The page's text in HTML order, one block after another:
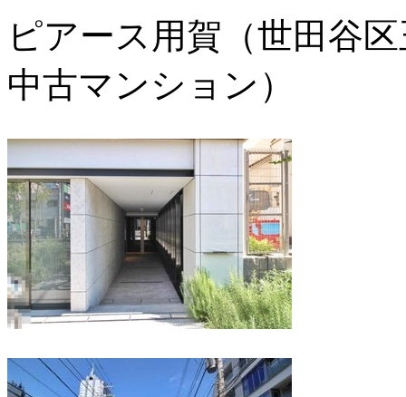
ピアース用賀（世田谷
中古マンション）